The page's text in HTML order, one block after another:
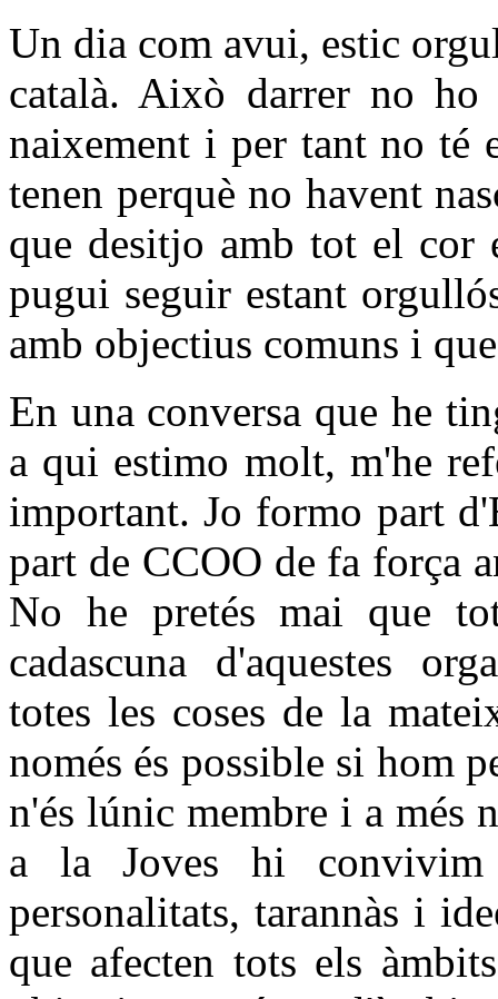
Un dia com avui, estic
català. Això darrer no
naixement i per tant no té
tenen perquè no havent
que desitjo amb tot el cor
pugui seguir estant
amb objectius comuns i
En una conversa que he
a qui estimo molt, m'he
important. Jo formo part
part de CCOO de fa força
No he pretés mai que
cadascuna d'aquestes
totes les coses de la
només és possible si hom
n'és lúnic membre i a més
a la Joves hi convivim
personalitats, tarannàs i
que afecten tots els